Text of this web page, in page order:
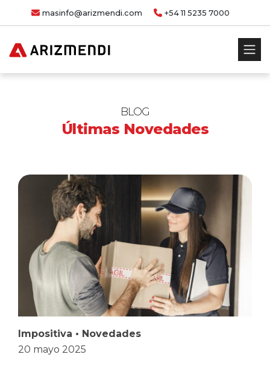
masinfo@arizmendi.com +54 11 5235 7000
BLOG
Últimas Novedades
Impositiva • Novedades
20 mayo 2025